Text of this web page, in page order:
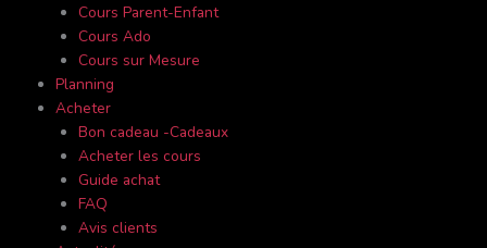
Cours Parent-Enfant
Cours Ado
Cours sur Mesure
Planning
Acheter
Bon cadeau -Cadeaux
Acheter les cours
Guide achat
FAQ
Avis clients